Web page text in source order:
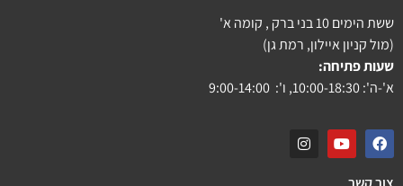
ששת הימים 10 בני ברק , קומה א'
(מול קניון איילון, רמת גן)
שעות פתיחה:
א'-ה': 10:00-18:30, ו': 9:00-14:00